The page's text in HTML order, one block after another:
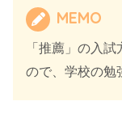
MEMO
「推薦」の入試
ので、学校の勉